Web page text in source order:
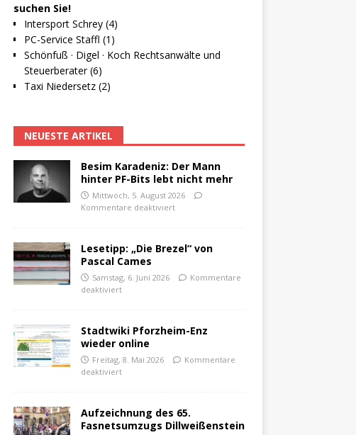
suchen Sie!
Intersport Schrey (4)
PC-Service Staffl (1)
Schönfuß · Digel · Koch Rechtsanwälte und
Steuerberater (6)
Taxi Niedersetz (2)
NEUESTE ARTIKEL
Besim Karadeniz: Der Mann
hinter PF-Bits lebt nicht mehr
Mittwoch, 5. August 2026
Kommentare deaktiviert
Lesetipp: „Die Brezel“ von
Pascal Cames
Samstag, 6. Juni 2026
Kommentare
deaktiviert
Stadtwiki Pforzheim-Enz
wieder online
Freitag, 8. Mai 2026
Kommentare
deaktiviert
Aufzeichnung des 65.
Fasnetsumzugs Dillweißenstein